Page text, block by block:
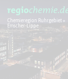
Chemieregion Ruhrgebiet +
Emscher-Lippe